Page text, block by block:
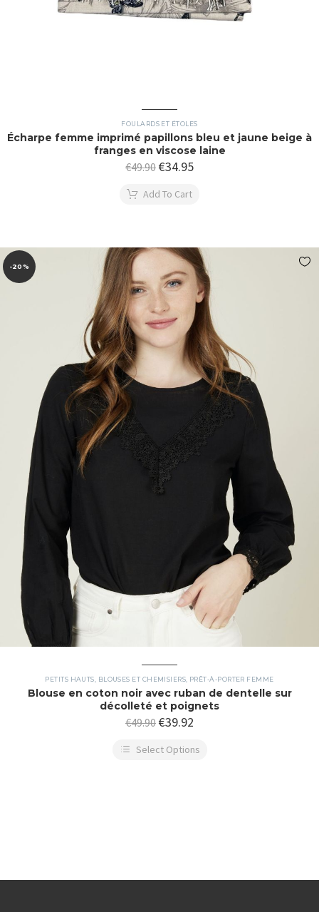
FOULARDS ET ÉTOLES
Écharpe femme imprimé papillons bleu et jaune beige à
franges en viscose laine
€49.90 €34.95
Add To Cart
-20%
PETITS HAUTS, BLOUSES ET CHEMISIERS PRÊT-À-PORTER FEMME
Blouse en coton noir avec ruban de dentelle sur
décolleté et poignets
€49.90 €39.92
Select Options